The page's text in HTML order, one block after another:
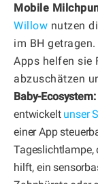
Mobile
Willow nutzen
im BH
Apps helfen sie
abzuschätzen
Baby-Ecosystem:
entwickelt unser
einer App
Tageslichtlampe,
hilft, ein